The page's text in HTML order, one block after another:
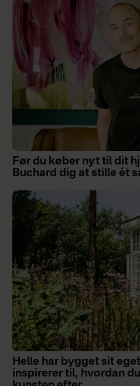
Før du køber nyt til dit
Buchard dig at stille ét
Helle har bygget sit
inspirerer til, hvordan